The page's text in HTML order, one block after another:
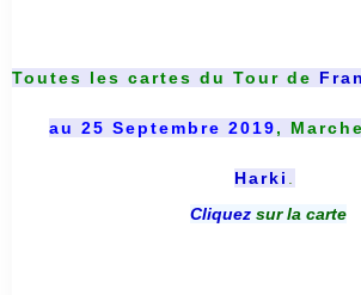
Toutes les cartes du Tour de
au 25 Septembre 2019,
Harki
Cliquez sur la carte